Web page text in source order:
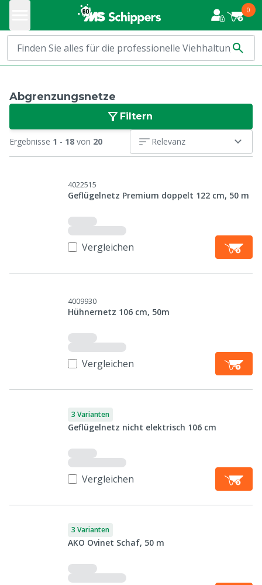
0
Abgrenzungsnetze
Filtern
Ergebnisse 1 - 18 von 20 Relevanz
4022515
Geflügelnetz Premium doppelt 122 cm, 50 m
Vergleichen
4009930
Hühnernetz 106 cm, 50m
Vergleichen
3 Varianten
Geflügelnetz nicht elektrisch 106 cm
Vergleichen
3 Varianten
AKO Ovinet Schaf, 50 m